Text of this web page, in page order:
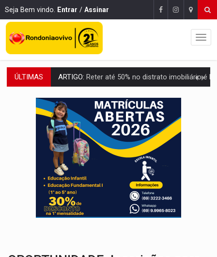
Seja Bem vindo. Entrar / Assinar
ÚLTIMAS DO HOSPITAL AO CAMPO: Veja as mais de 200 ações de Marcos
EXPANSÃO:Grupo Nova Era amplia presença em PVH e transforma Aramix
ROTA GLOBAL: PCC amplia presença internacional e transforma Brasil em
CONEXÃO RONDONIAOVIVO:Museólogo Antônio Ocampo conduz a história de
EXTENSÃO DE DANOS: Ferroviários pedem ao Iphan recuperação de área
VARIANDO O CARDÁPIO: Veja essa receita de carne assada para o
PREJUÍZO AOS ESTUDANTES:Greve dos professores em PVH é
POSSESSÃO DE DEBORAH LOGAN:Terror mistura mistério e filmagens